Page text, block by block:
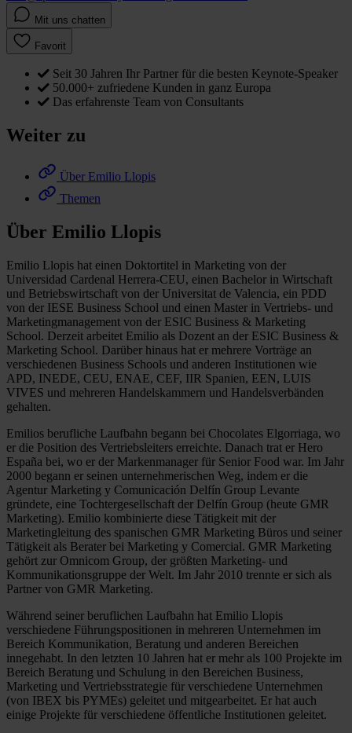
Mit uns chatten
Favorit
Seit 30 Jahren Ihr Partner für die besten Keynote-Speaker
50.000+ zufriedene Kunden in ganz Europa
Das erfahrenste Team von Consultants
Weiter zu
Über Emilio Llopis
Themen
Über Emilio Llopis
Emilio Llopis hat einen Doktortitel in Marketing von der
Universidad Cardenal Herrera-CEU, einen Bachelor in Wirtschaft
und Betriebswirtschaft von der Universitat de Valencia, ein PDD
von der IESE Business School und einen Master in Vertriebs- und
Marketingmanagement von der ESIC Business & Marketing
School. Derzeit arbeitet Emilio als Dozent an der ESIC Business &
Marketing School. Darüber hinaus hat er mehrere Vorträge an
verschiedenen Business Schools und anderen Institutionen wie
APD, INEDE, CEU, ENAE, CEF, IIR Spanien, EEN, LUIS
VIVES und mehreren Handelskammern und Handelsverbänden
gehalten.
Emilios berufliche Laufbahn begann bei Chocolates Elgorriaga, wo
er die Position des Vertriebsleiters erreichte. Danach trat er Hero
España bei, wo er der Markenmanager für Senior Food war. Im Jahr
2000 begann er seinen unternehmerischen Weg, indem er die
Agentur Marketing y Comunicación Delfín Group Levante
gründete, eine Tochtergesellschaft der Delfín Group (heute GMR
Marketing). Emilio kombinierte diese Tätigkeit mit der
Marketingleitung des spanischen GMR Marketing Büros und seiner
Tätigkeit als Berater bei Marketing y Comercial. GMR Marketing
gehört zur Omnicom Group, der größten Marketing- und
Kommunikationsgruppe der Welt. Im Jahr 2010 trennte er sich als
Partner von GMR Marketing.
Während seiner beruflichen Laufbahn hat Emilio Llopis
verschiedene Führungspositionen in mehreren Unternehmen im
Bereich Kommunikation, Beratung und anderen Bereichen
innegehabt. In den letzten 10 Jahren hat er mehr als 100 Projekte im
Bereich Beratung und Schulung in den Bereichen Business,
Marketing und Vertriebsstrategie für verschiedene Unternehmen
(von IBEX bis PYMEs) geleitet und mitgearbeitet. Er hat auch
einige Projekte für verschiedene öffentliche Institutionen geleitet.